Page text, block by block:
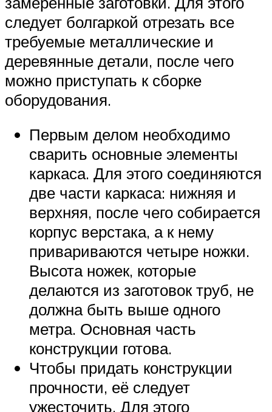
следует болгаркой отрезать все
требуемые металлические и
деревянные детали, после чего
можно приступать к сборке
оборудования.
Первым делом необходимо
сварить основные элементы
каркаса. Для этого соединяются
две части каркаса: нижняя и
верхняя, после чего собирается
корпус верстака, а к нему
привариваются четыре ножки.
Высота ножек, которые
делаются из заготовок труб, не
должна быть выше одного
метра. Основная часть
конструкции готова.
Чтобы придать конструкции
прочности, её следует
ужесточить. Для этого